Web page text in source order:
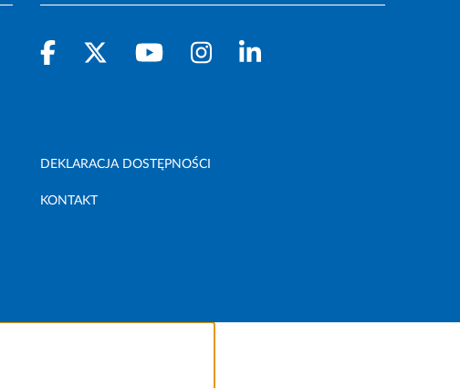
DEKLARACJA DOSTĘPNOŚCI
KONTAKT